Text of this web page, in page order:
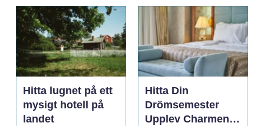
Hitta lugnet på ett
mysigt hotell på
landet
Hitta Din
Drömsemester
Upplev Charmen